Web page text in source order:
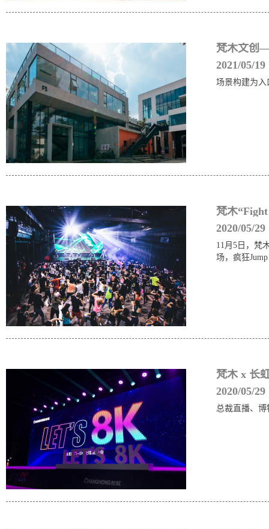
梵木文创
2021/05/19
场景构建为
梵木
2020/05/29
11月5日，梵
场，疯狂
梵木 x 长
2020/05/29
总裁直播、